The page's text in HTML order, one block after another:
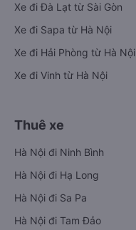
Xe đi Đà Lạt từ Sài Gòn
Xe đi Sapa từ Hà Nội
Xe đi Hải Phòng từ Hà Nội
Xe đi Vinh từ Hà Nội
Thuê xe
Hà Nội đi Ninh Bình
Hà Nội đi Hạ Long
Hà Nội đi Sa Pa
Hà Nội đi Tam Đảo